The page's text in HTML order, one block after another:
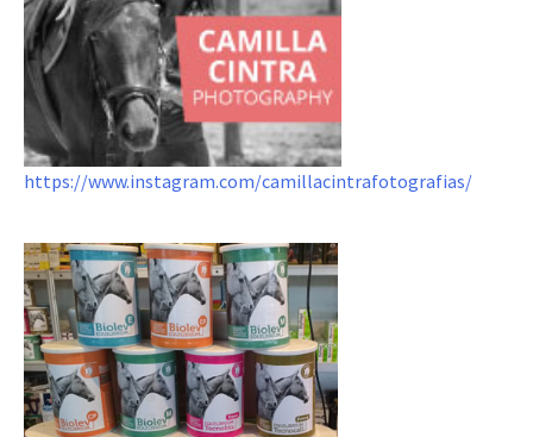
https://www.instagram.com/camillacintrafotografias/